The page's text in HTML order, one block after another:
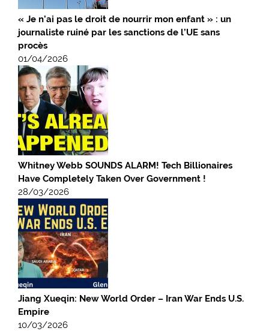
« Je n’ai pas le droit de nourrir mon enfant » : un
journaliste ruiné par les sanctions de l’UE sans
procès
01/04/2026
Whitney Webb SOUNDS ALARM! Tech Billionaires
Have Completely Taken Over Government !
28/03/2026
Jiang Xueqin: New World Order – Iran War Ends U.S.
Empire
10/03/2026